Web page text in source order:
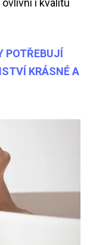
i kvalitu
POTŘEBUJÍ
KRÁSNÉ A